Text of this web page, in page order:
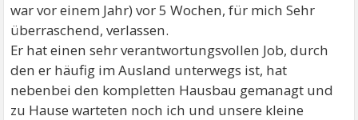
war vor einem Jahr) vor 5 Wochen, für mich Sehr
überraschend, verlassen.
Er hat einen sehr verantwortungsvollen Job, durch
den er häufig im Ausland unterwegs ist, hat
nebenbei den kompletten Hausbau gemanagt und
zu Hause warteten noch ich und unsere kleine